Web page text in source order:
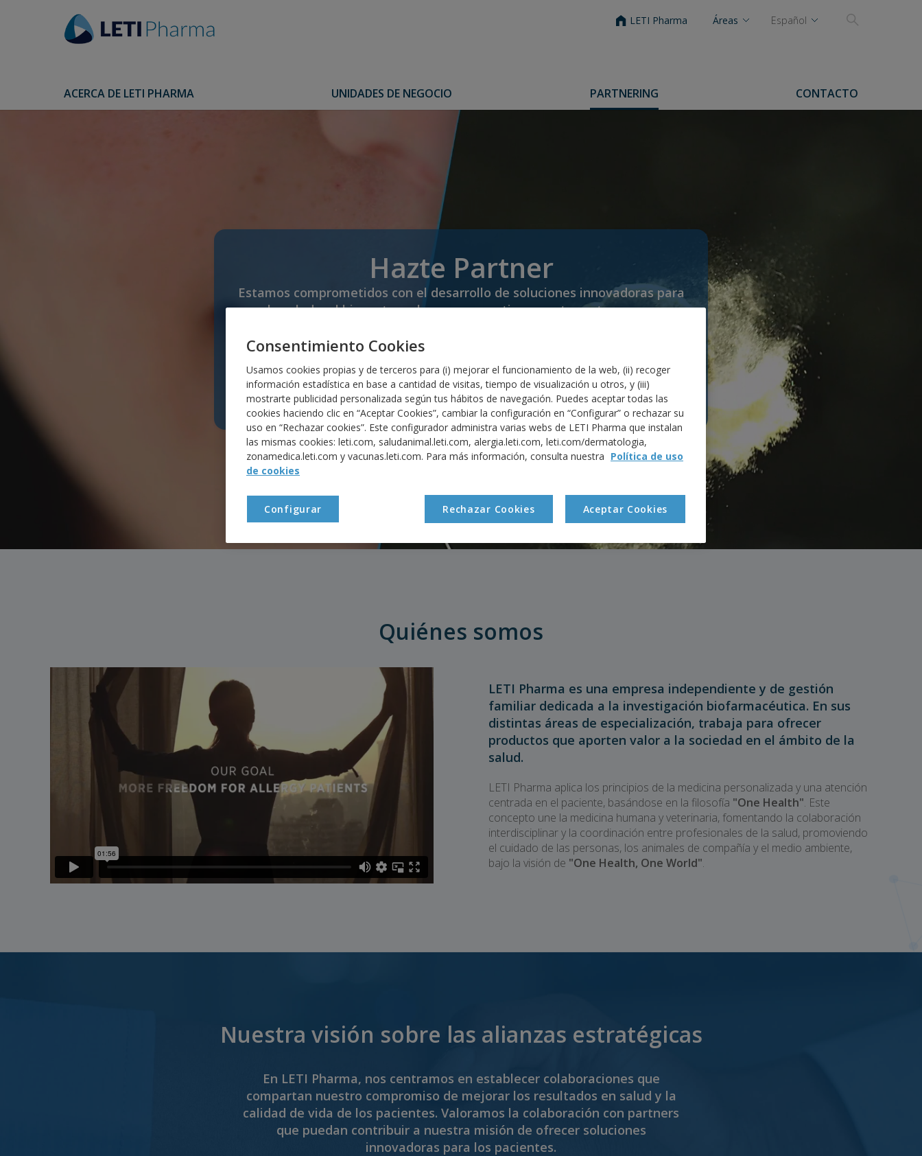
LETI Pharma Áreas Español
ACERCA DE LETI PHARMA UNIDADES DE NEGOCIO PARTNERING CONTACTO
Hazte Partner
Estamos comprometidos con el desarrollo de soluciones innovadoras para
la salud y el bienestar, y buscamos continuamente partners que
cambiantes de los pacientes en todo el mundo.
Hazte partner
Quiénes somos
LETI Pharma es una empresa independiente y de gestión
familiar dedicada a la investigación biofarmacéutica. En sus
distintas áreas de especialización, trabaja para ofrecer
productos que aporten valor a la sociedad en el ámbito de la
salud.
LETI Pharma aplica los principios de la medicina personalizada y una atención
centrada en el paciente, basándose en la filosofía "One Health". Este
concepto une la medicina humana y veterinaria, fomentando la colaboración
interdisciplinar y la coordinación entre profesionales de la salud, promoviendo
el cuidado de las personas, los animales de compañía y el medio ambiente,
bajo la visión de "One Health, One World".
Nuestra visión sobre las alianzas estratégicas
En LETI Pharma, nos centramos en establecer colaboraciones que
compartan nuestro compromiso de mejorar los resultados en salud y la
calidad de vida de los pacientes. Valoramos la colaboración con partners
que puedan contribuir a nuestra misión de ofrecer soluciones
innovadoras para los pacientes.
Consentimiento Cookies
Usamos cookies propias y de terceros para (i) mejorar el funcionamiento de la web, (ii) recoger
información estadística en base a cantidad de visitas, tiempo de visualización u otros, y (iii)
mostrarte publicidad personalizada según tus hábitos de navegación. Puedes aceptar todas las
cookies haciendo clic en “Aceptar Cookies”, cambiar la configuración en “Configurar” o rechazar su
uso en “Rechazar cookies”. Este configurador administra varias webs de LETI Pharma que instalan
las mismas cookies: leti.com, saludanimal.leti.com, alergia.leti.com, leti.com/dermatologia,
zonamedica.leti.com y vacunas.leti.com. Para más información, consulta nuestra Política de uso
de cookies
Configurar Rechazar Cookies Aceptar Cookies